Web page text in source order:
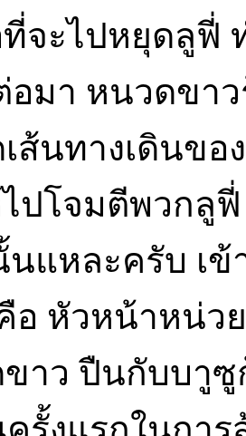
ที่จะไปหยุดลู
อมา หนวดขา
ส้นทางเดินขอ
ปโจมตีพวกลู
แหละครับ เข้
อ หัวหน้าหน่ว
าว ปืนกับบาูซู